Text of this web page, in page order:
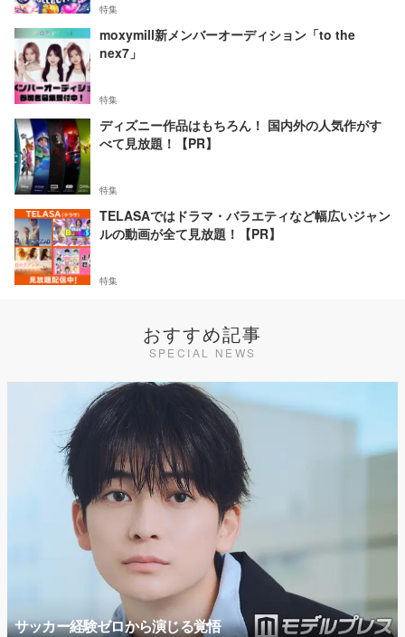
特集
moxymill新メンバーオーディション「to the
nex7」
特集
ディズニー作品はもちろん！ 国内外の人気作がす
べて見放題！【PR】
特集
TELASAではドラマ・バラエティなど幅広いジャン
ルの動画が全て見放題！【PR】
特集
おすすめ記事
SPECIAL NEWS
サッカー経験ゼロから演じる覚悟